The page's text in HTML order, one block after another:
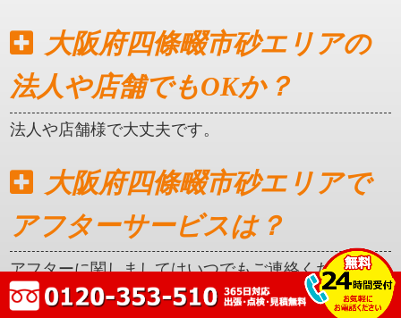
大阪府四條畷市砂エリアの
法人や店舗でもOKか？
法人や店舗様で大丈夫です。
大阪府四條畷市砂エリアで
アフターサービスは？
アフターに関しましてはいつでもご連絡ください。